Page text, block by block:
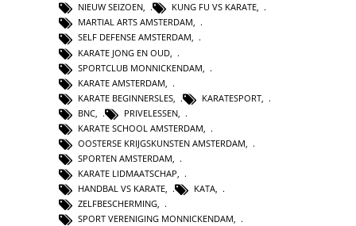
NIEUW SEIZOEN, KUNG FU VS KARATE,
MARTIAL ARTS AMSTERDAM,
SELF DEFENSE AMSTERDAM,
KARATE JONG EN OUD
SPORTCLUB MONNICKENDAM
KARATE AMSTERDAM
KARATE BEGINNERSLES
KARATESPORT
BNC
PRIVELESSEN
KARATE SCHOOL AMSTERDAM
OOSTERSE KRIJGSKUNSTEN AMSTERDAM
SPORTEN AMSTERDAM
KARATE LIDMAATSCHAP,
HANDBAL VS KARATE, KATA,
ZELFBESCHERMING,
SPORT VERENIGING MONNICKENDAM,